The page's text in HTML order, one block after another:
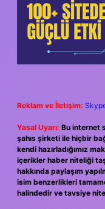
Reklam ve İletişim:
Yasal Uyarı: Bu internet
şahıs şirketi ile hiçbir
kendi hazırladığımız
içerikler haber niteliği
hakkında paylaşım
isim benzerlikleri
halindedir ve tavsiye